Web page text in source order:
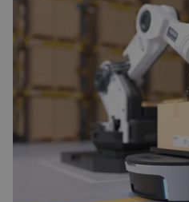
HOGERE VERMOGENSDICHTHEID:
GEÏNTEGREERDE MOTION
PRESENTATIE DOOR SIMONE
ENGINEERING MANAGER BIJ ELMO
Bij motion control draait het niet
mogelijk vermogen leveren,
hogere vermogensdichtheid in
en intelligentere systemen.
Tijdens deze presentatie ontdek
halfgeleidertechnologieën en
thermisch beheer de prestaties